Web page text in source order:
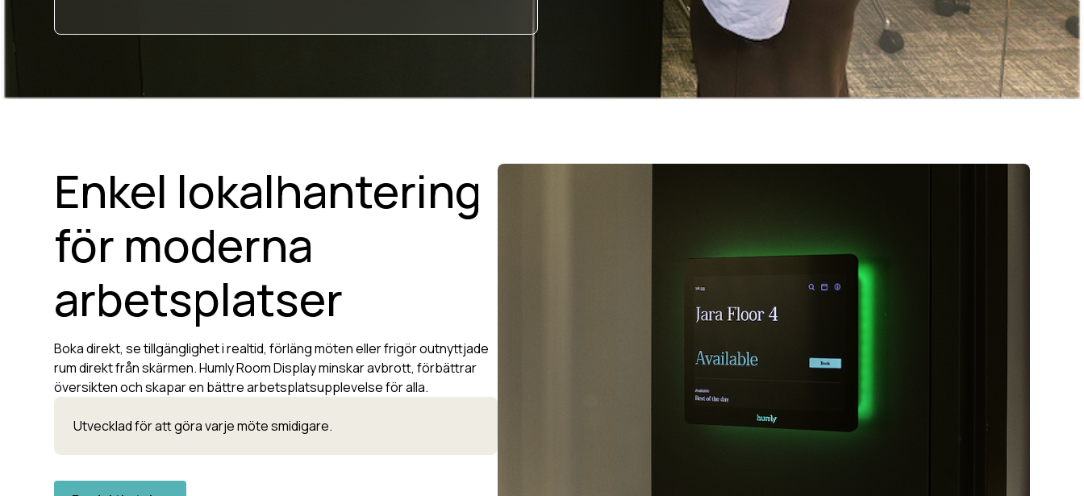
Enkel lokalhantering
för moderna
arbetsplatser
Boka direkt, se tillgänglighet i realtid, förläng möten eller frigör outnyttjade
rum direkt från skärmen. Humly Room Display minskar avbrott, förbättrar
översikten och skapar en bättre arbetsplatsupplevelse för alla.
Utvecklad för att göra varje möte smidigare.